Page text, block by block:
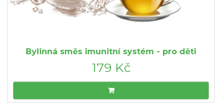
Bylinná směs imunitní systém - pro děti
179 Kč